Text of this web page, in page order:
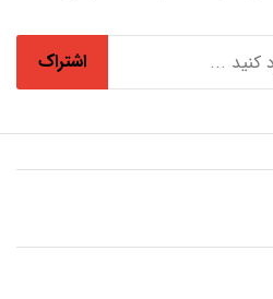
اشتراک